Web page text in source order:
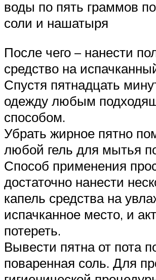
воды по пять граммов
соли и нашатыря
После чего – нанести
средство на
Спустя пятнадцать
одежду любым
способом.
Убрать жирное пятно
любой гель для мытья
Способ применения
достаточно нанести
капель средства на
испачканное место, и
потереть.
Вывести пятна от пота
поваренная соль. Для